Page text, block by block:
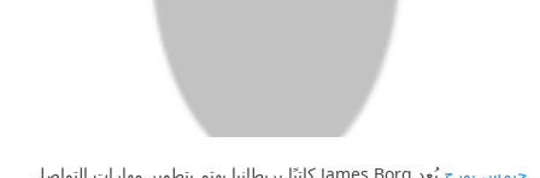
جيمس بورج
يُعد James Borg كاتبًا بريطانيا يهتم بتطوير مهارات التواصل